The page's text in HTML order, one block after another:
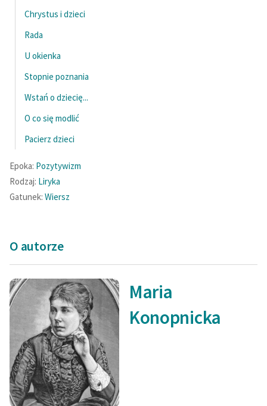
Chrystus i dzieci
Rada
U okienka
Stopnie poznania
Wstań o dziecię...
O co się modlić
Pacierz dzieci
Epoka: Pozytywizm
Rodzaj: Liryka
Gatunek: Wiersz
O autorze
Maria
Konopnicka